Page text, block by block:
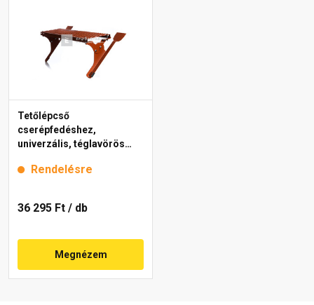
Tetőlépcső
cserépfedéshez,
univerzális, téglavörös
Rendelésre
36 295 Ft / db
Megnézem